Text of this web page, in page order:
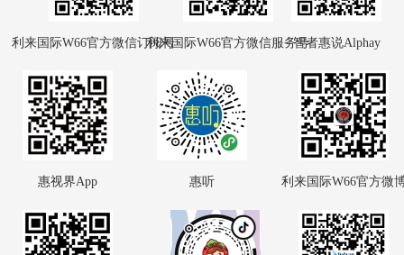
利来国际W66官方微信订阅号利来国际W66官方微信服务号智者惠说Alphay
惠视界App 惠听 利来国际W66官方微